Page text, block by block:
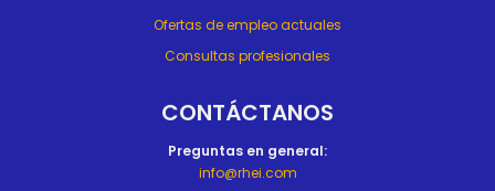
Ofertas de empleo actuales
Consultas profesionales
CONTÁCTANOS
Preguntas en general:
info@rhei.com